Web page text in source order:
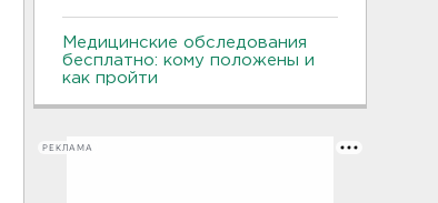
Медицинские обследования
бесплатно: кому положены и
как пройти
РЕКЛАМА